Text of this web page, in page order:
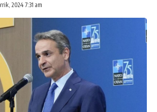
2024 7:31 am